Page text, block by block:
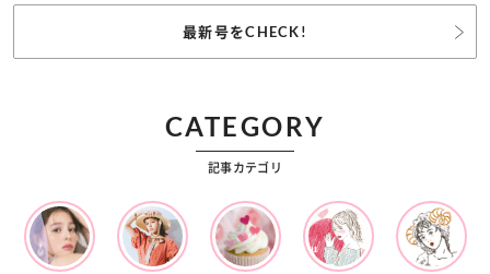
最新号をCHECK!
CATEGORY
記事カテゴリ